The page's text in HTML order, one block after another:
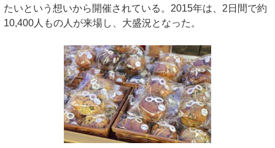
たいという想いから開催されている。2015年は、2日間で約
10,400人もの人が来場し、大盛況となった。